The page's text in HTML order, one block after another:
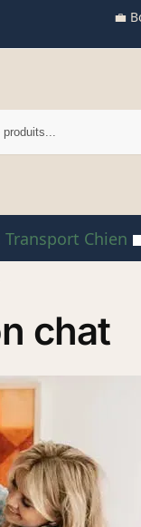
💼
Transport Chien
chat